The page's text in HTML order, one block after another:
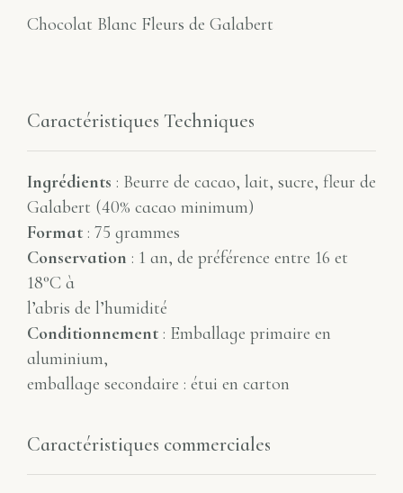
Chocolat Blanc Fleurs de Galabert
Caractéristiques Techniques
Ingrédients : Beurre de cacao, lait, sucre, fleur de
Galabert (40% cacao minimum)
Format : 75 grammes
Conservation : 1 an, de préférence entre 16 et
18°C à
l’abris de l’humidité
Conditionnement : Emballage primaire en
aluminium,
emballage secondaire : étui en carton
Caractéristiques commerciales